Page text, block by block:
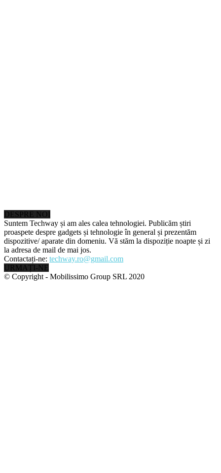
DESPRE NOI
Suntem Techway și am ales calea tehnologiei. Publicăm știri
proaspete despre gadgets și tehnologie în general și prezentăm
dispozitive/ aparate din domeniu. Vă stăm la dispoziție noapte și zi
la adresa de mail de mai jos.
Contactați-ne: techway.ro@gmail.com
URMAȚI-NE
© Copyright - Mobilissimo Group SRL 2020